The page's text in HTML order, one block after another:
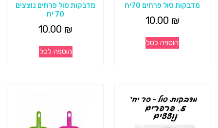
מדבקות סול פרחים 70יח
10.00 ₪
הוספה לסל
מדבקות סול פרחים נוצצים
70 יח
10.00 ₪
הוספה לסל